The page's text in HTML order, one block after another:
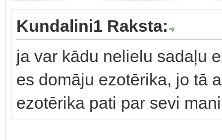
Kundalini1 Raksta:
ja var kādu nelielu sadaļu
es domāju ezotērika, jo tā
ezotērika pati par sevi